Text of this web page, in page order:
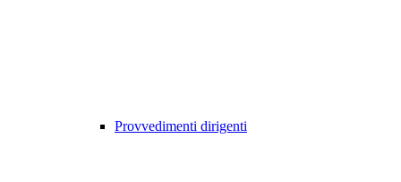
Provvedimenti dirigenti